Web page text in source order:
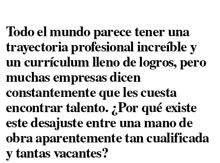
Todo el mundo parece tener una
trayectoria profesional increíble y
un currículum lleno de logros, pero
muchas empresas dicen
constantemente que les cuesta
encontrar talento. ¿Por qué existe
este desajuste entre una mano de
obra aparentemente tan cualificada
y tantas vacantes?